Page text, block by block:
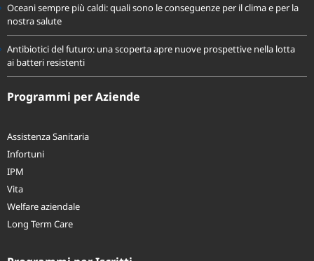
Oceani sempre più caldi: quali sono le conseguenze per il clima e per la
nostra salute
Antibiotici del futuro: una scoperta apre nuove prospettive nella lotta
ai batteri resistenti
Assistenza Sanitaria
Infortuni
IPM
Vita
Welfare aziendale